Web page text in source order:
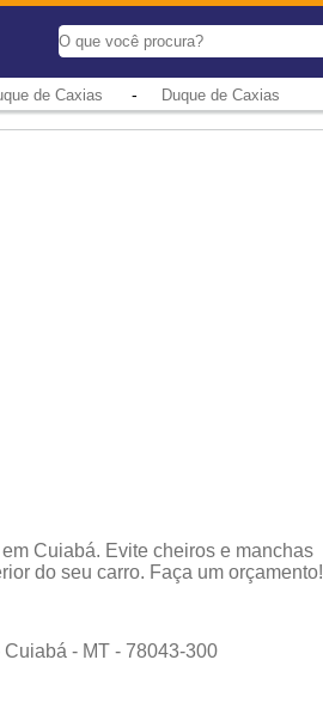
de Caxias - Duque de Caxias
Cuiabá. Evite cheiros e manchas
do seu carro. Faça um orçamento!
- MT - 78043-300